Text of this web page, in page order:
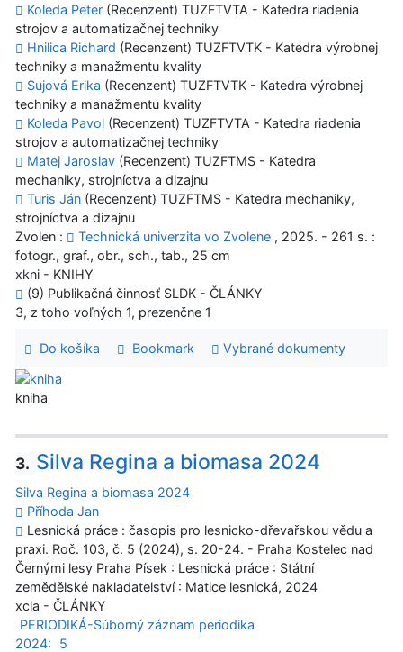
Koleda Peter (Recenzent) TUZFTVTA - Katedra riadenia
strojov a automatizačnej techniky
Hnilica Richard (Recenzent) TUZFTVTK - Katedra výrobnej
techniky a manažmentu kvality
Sujová Erika (Recenzent) TUZFTVTK - Katedra výrobnej
techniky a manažmentu kvality
Koleda Pavol (Recenzent) TUZFTVTA - Katedra riadenia
strojov a automatizačnej techniky
Matej Jaroslav (Recenzent) TUZFTMS - Katedra
mechaniky, strojníctva a dizajnu
Turis Ján (Recenzent) TUZFTMS - Katedra mechaniky,
strojníctva a dizajnu
Zvolen :
Technická univerzita vo Zvolene , 2025. - 261 s. :
fotogr., graf., obr., sch., tab., 25 cm
xkni - KNIHY
(9) Publikačná činnosť SLDK - ČLÁNKY
3, z toho voľných 1, prezenčne 1
Do košíka Bookmark Vybrané dokumenty
kniha
3. Silva Regina a biomasa 2024
Silva Regina a biomasa 2024
Příhoda Jan
Lesnická práce : časopis pro lesnicko-dřevařskou vědu a
praxi. Roč. 103, č. 5 (2024), s. 20-24. - Praha Kostelec nad
Černými lesy Praha Písek : Lesnická práce : Státní
zemědělské nakladatelství : Matice lesnická, 2024
xcla - ČLÁNKY
PERIODIKÁ-Súborný záznam periodika
2024:
5